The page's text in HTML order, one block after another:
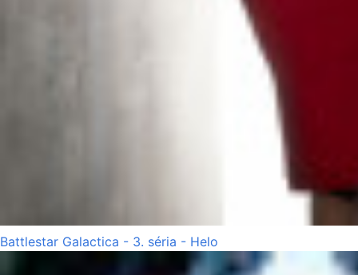
Battlestar Galactica - 3. séria - Helo